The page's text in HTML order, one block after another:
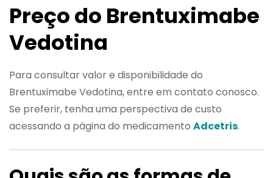
Preço do Brentuximabe
Vedotina
Para consultar valor e disponibilidade do
Brentuximabe Vedotina, entre em contato conosco.
Se preferir, tenha uma perspectiva de custo
acessando a página do medicamento Adcetris.